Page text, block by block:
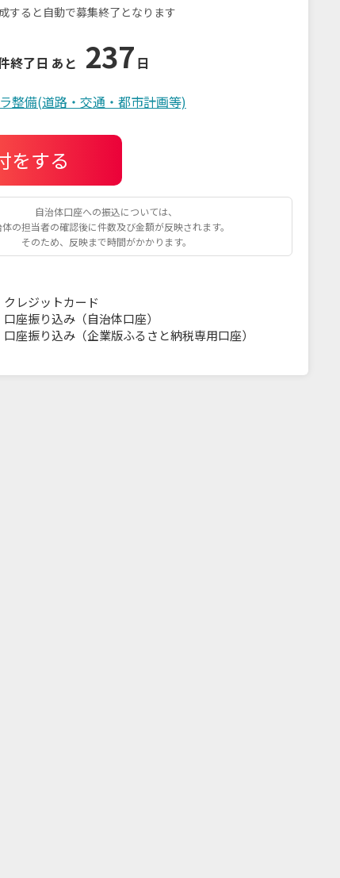
すると自動で募集終了となります
終了日 あと 237 日
整備(道路・交通・都市計画等)
をする
自治体口座への振込については、
体の担当者の確認後に件数及び金額が反映されます。
そのため、反映まで時間がかかります。
クレジットカード
口座振り込み（自治体口座）
口座振り込み（企業版ふるさと納税専用口座）